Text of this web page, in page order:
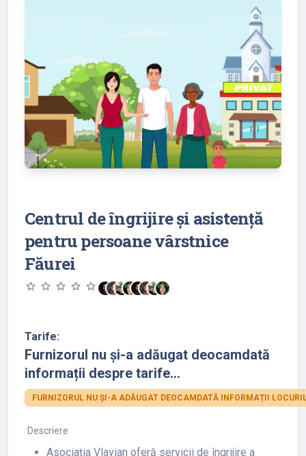
Centrul de îngrijire și asistență
pentru persoane vârstnice
Făurei
star_outline star_outline star_outline star_outline star_outline
Tarife:
Furnizorul nu și-a adăugat deocamdată
informații despre tarife...
FURNIZORUL NU ȘI-A ADĂUGAT DEOCAMDATĂ INFORMAȚII
Descriere
Asociaţia Vlavian oferă servicii de îngrijire a